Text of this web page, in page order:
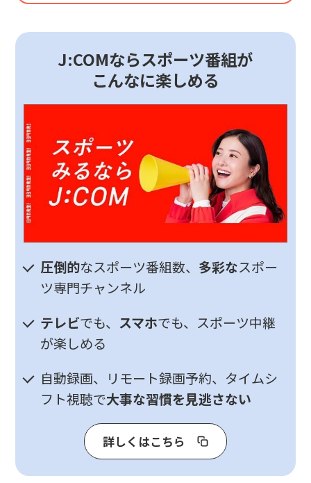
J:COMならスポーツ番組が
こんなに楽しめる
圧倒的なスポーツ番組数、 多彩なスポー
ツ専門チャンネル
テレビでも、 スマホでも、スポーツ中継
が楽しめる
自動録画、リモート録画予約、タイムシ
フト視聴で大事な習慣を見逃さない
詳しくはこちら